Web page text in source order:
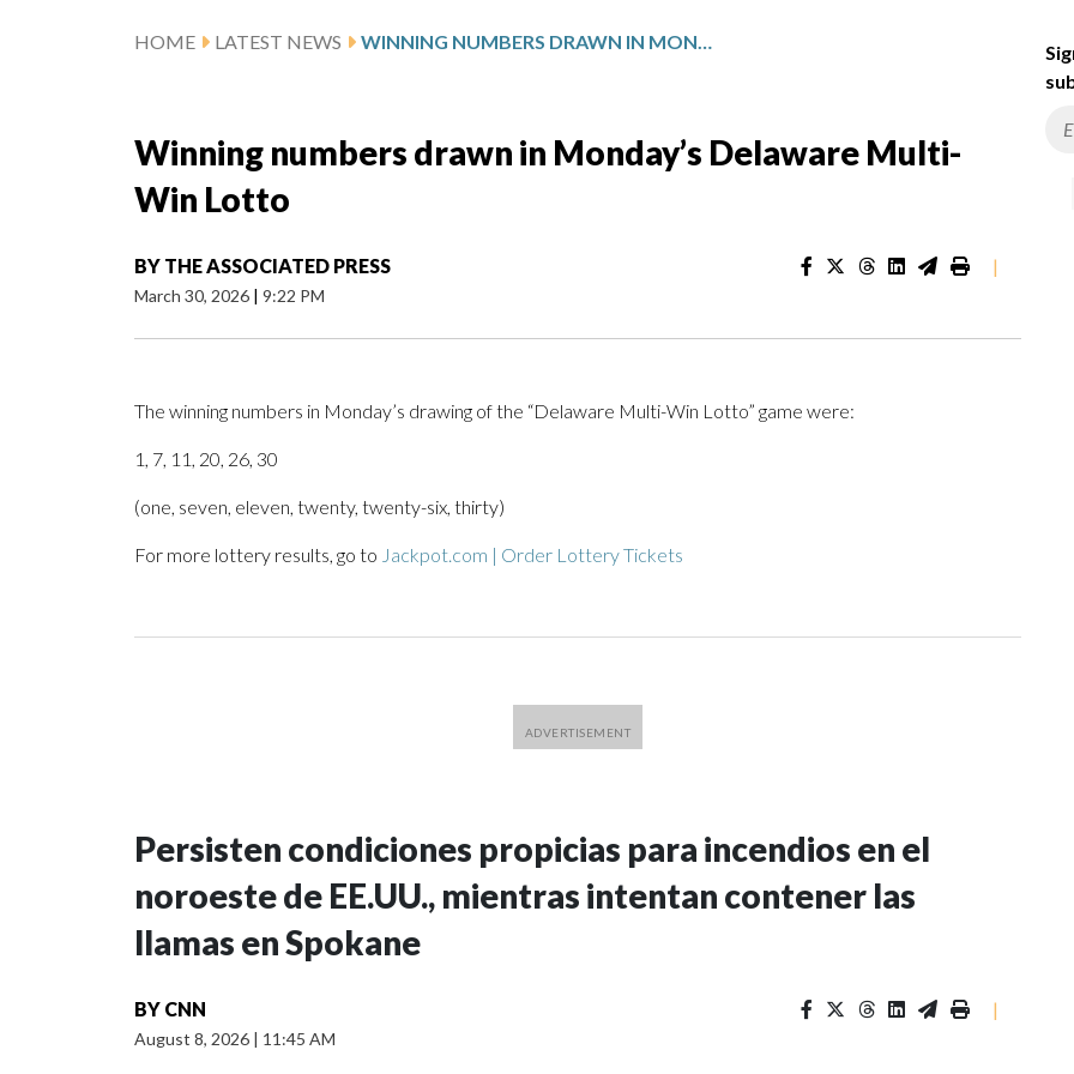
HOME LATEST NEWS WINNING NUMBERS DRAWN IN MONDAY’S DELAWARE MULTI-WIN LOTTO
Winning numbers drawn in Monday’s Delaware Multi-
Win Lotto
BY THE ASSOCIATED PRESS
March 30, 2026 | 9:22 PM
|
The winning numbers in Monday’s drawing of the “Delaware Multi-Win Lotto” game were:
1, 7, 11, 20, 26, 30
(one, seven, eleven, twenty, twenty-six, thirty)
For more lottery results, go to Jackpot.com | Order Lottery Tickets
Persisten condiciones propicias para incendios en el
noroeste de EE.UU., mientras intentan contener las
llamas en Spokane
BY CNN
August 8, 2026 | 11:45 AM
|